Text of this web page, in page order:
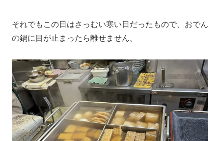
それでもこの日はさっむい寒い日だったもので、おでん
の鍋に目が止まったら離せません。